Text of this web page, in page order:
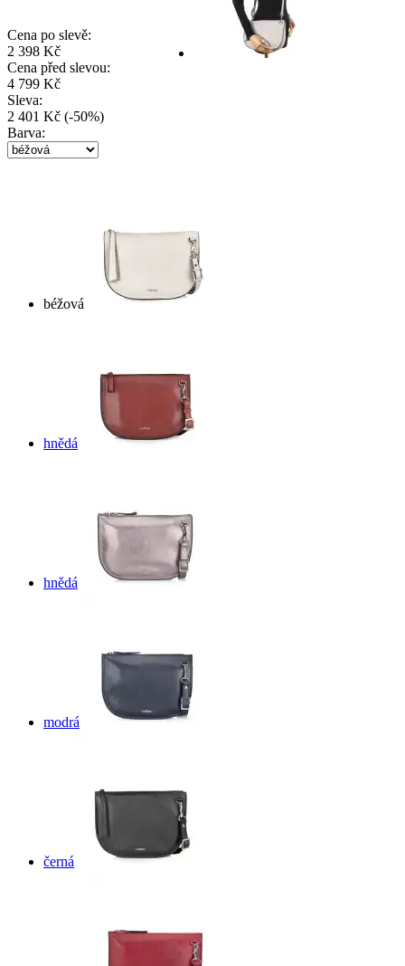
Cena po slevě:
2 398 Kč
Cena před slevou:
4 799 Kč
Sleva:
2 401 Kč (-50%)
Barva:
béžová
hnědá
hnědá
modrá
černá